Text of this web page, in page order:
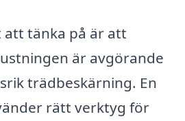
att tänka på är att
är avgörande
trädbeskärning. En
rätt verktyg för